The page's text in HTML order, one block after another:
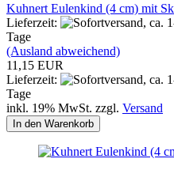
Kuhnert Eulenkind (4 cm) mit
Lieferzeit:
Tage
(Ausland abweichend)
11,15 EUR
Lieferzeit:
Tage
inkl. 19% MwSt. zzgl. Versand
In den Warenkorb